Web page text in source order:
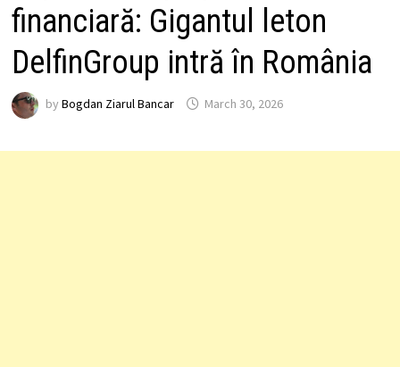
financiară: Gigantul leton
DelfinGroup intră în România
by Bogdan Ziarul Bancar March 30, 2026